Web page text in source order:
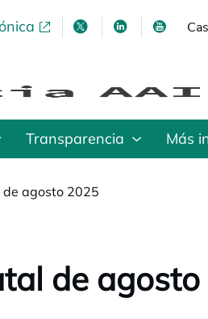
abre en una pestaña nueva
se abre en una
se abre en
se
Transparencia Más
agosto 2025
de agosto